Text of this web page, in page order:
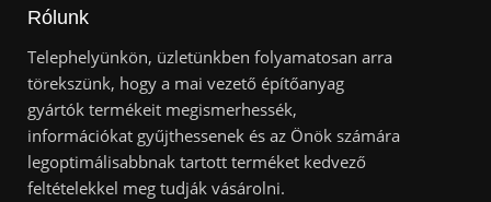
Rólunk
Telephelyünkön, üzletünkben folyamatosan arra
törekszünk, hogy a mai vezető építőanyag
gyártók termékeit megismerhessék,
információkat gyűjthessenek és az Önök számára
legoptimálisabbnak tartott terméket kedvező
feltételekkel meg tudják vásárolni.